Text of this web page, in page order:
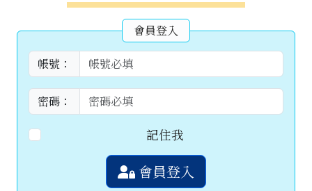
會員登入
帳號：
密碼：
記住我
會員登入